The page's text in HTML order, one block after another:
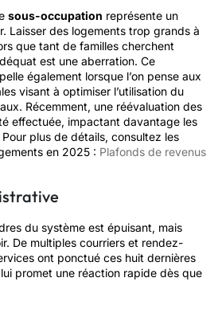
sous-occupation représente un
Laisser des logements trop grands à
que tant de familles cherchent
est une aberration. Ce
également lorsque l’on pense aux
visant à optimiser l’utilisation du
Récemment, une réévaluation des
effectuée, impactant davantage les
plus de détails, consultez les
en 2025 : Plafonds de revenus
du système est épuisant, mais
De multiples courriers et rendez-
ont ponctué ces huit dernières
promet une réaction rapide dès que